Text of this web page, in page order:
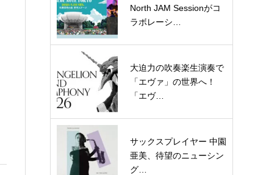
North JAM Sessionがコ
ラボレーシ…
大迫力の吹奏楽生演奏で
「エヴァ」の世界へ！
「エヴ…
サックスプレイヤー 中園
亜美、待望のニューシン
グ…